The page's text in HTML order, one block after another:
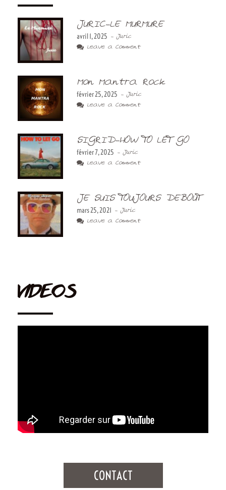
JURIC-LE MURMURE
avril 1, 2025 - Juric
Leave a Comment
Mon Mantra Rock
février 25, 2025 - Juric
Leave a Comment
SIGRID-HOW TO LET GO
février 7, 2025 - Juric
Leave a Comment
JE SUIS TOUJOURS DEBOUT
mars 25, 2021 - Juric
Leave a Comment
VIDEOS
CONTACT